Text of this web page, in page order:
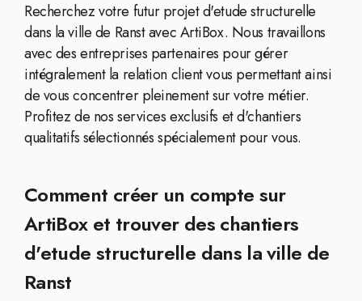
Recherchez votre futur projet d'etude structurelle
dans la ville de Ranst avec ArtiBox. Nous travaillons
avec des entreprises partenaires pour gérer
intégralement la relation client vous permettant ainsi
de vous concentrer pleinement sur votre métier.
Profitez de nos services exclusifs et d'chantiers
qualitatifs sélectionnés spécialement pour vous.
Comment créer un compte sur
ArtiBox et trouver des chantiers
d'etude structurelle dans la ville de
Ranst